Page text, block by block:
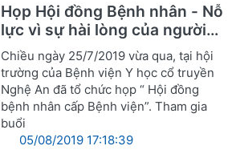
Họp Hội đồng Bệnh nhân - Nỗ
lực vì sự hài lòng của người
bệnh
Chiều ngày 25/7/2019 vừa qua, tại hội
trường của Bệnh viện Y học cổ truyền
Nghệ An đã tổ chức họp “ Hội đồng
bệnh nhân cấp Bệnh viện”. Tham gia
buổi
05/08/2019 17:18:39